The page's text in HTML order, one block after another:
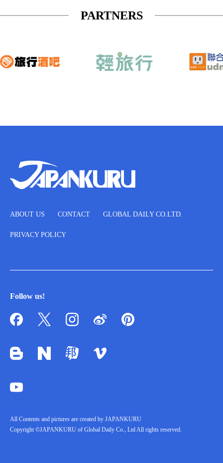
PARTNERS
ABOUT US CONTACT GLOBAL DAILY CO.LTD.
PRIVACY POLICY
Follow us!
All Contents and pictures are created by JAPANKURU
Copyright ©JAPANKURU of Global Daily Co., Ltd All rights reserved.